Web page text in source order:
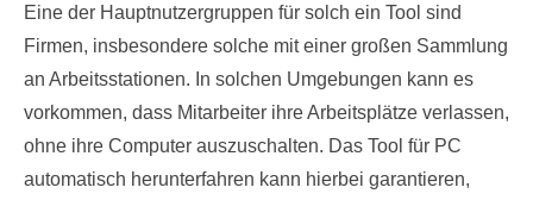
Eine der Hauptnutzergruppen für solch ein Tool sind
Firmen, insbesondere solche mit einer großen Sammlung
an Arbeitsstationen. In solchen Umgebungen kann es
vorkommen, dass Mitarbeiter ihre Arbeitsplätze verlassen,
ohne ihre Computer auszuschalten. Das Tool für PC
automatisch herunterfahren kann hierbei garantieren,